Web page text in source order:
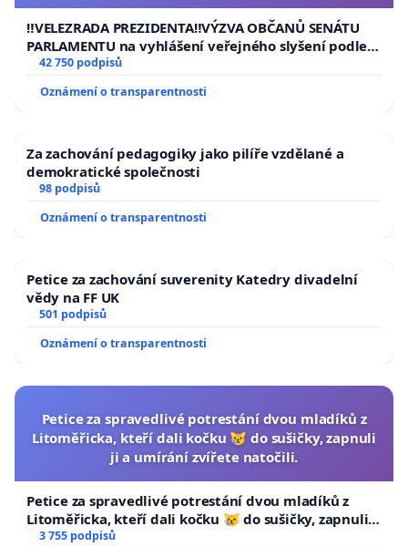
republiky
‼️VELEZRADA PREZIDENTA‼️VÝZVA OBČANŮ SENÁTU
PARLAMENTU na vyhlášení veřejného slyšení podle §
144 jednacího řádu Senátu k návrhu na přijetí
republiky
42 750 podpisů
Oznámení o transparentnosti
Za zachování pedagogiky jako pilíře vzdělané a
demokratické společnosti
98 podpisů
Oznámení o transparentnosti
Petice za zachování suverenity Katedry divadelní
vědy na FF UK
501 podpisů
Oznámení o transparentnosti
Petice za spravedlivé potrestání dvou mladíků z
Litoměřicka, kteří dali kočku 😿 do sušičky, zapnuli
ji a umírání zvířete natočili.
Petice za spravedlivé potrestání dvou mladíků z
Litoměřicka, kteří dali kočku 😿 do sušičky, zapnuli ji
a umírání zvířete natočili.
3 755 podpisů